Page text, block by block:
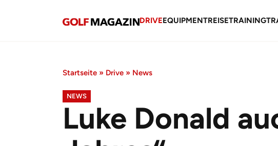
DRIVEEQUIPMENTREISETRAINING
Startseite » Drive » News
NEWS
Luke Donald